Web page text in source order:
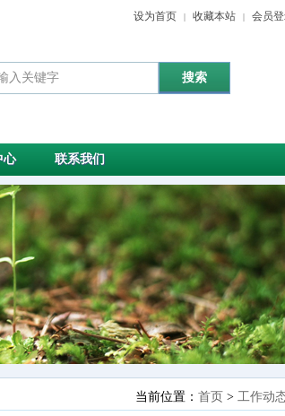
设为首页 | 收藏本站 | 会员
心 联系我们
当前位置： 首页 > 工作动